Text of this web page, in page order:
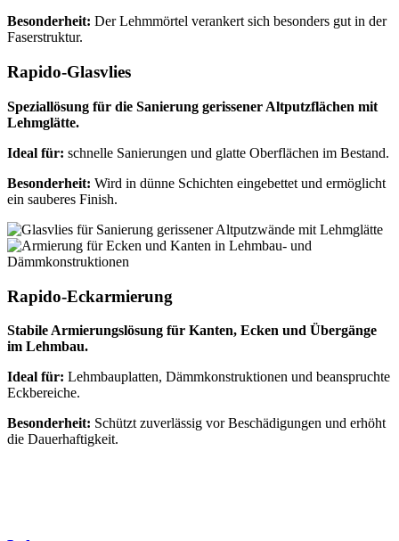
Besonderheit: Der Lehmmörtel verankert sich besonders gut in der
Faserstruktur.
Rapido-Glasvlies
Speziallösung für die Sanierung gerissener Altputzflächen mit
Lehmglätte.
Ideal für: schnelle Sanierungen und glatte Oberflächen im Bestand.
Besonderheit: Wird in dünne Schichten eingebettet und ermöglicht
ein sauberes Finish.
Rapido-Eckarmierung
Stabile Armierungslösung für Kanten, Ecken und Übergänge
im Lehmbau.
Ideal für: Lehmbauplatten, Dämmkonstruktionen und beanspruchte
Eckbereiche.
Besonderheit: Schützt zuverlässig vor Beschädigungen und erhöht
die Dauerhaftigkeit.